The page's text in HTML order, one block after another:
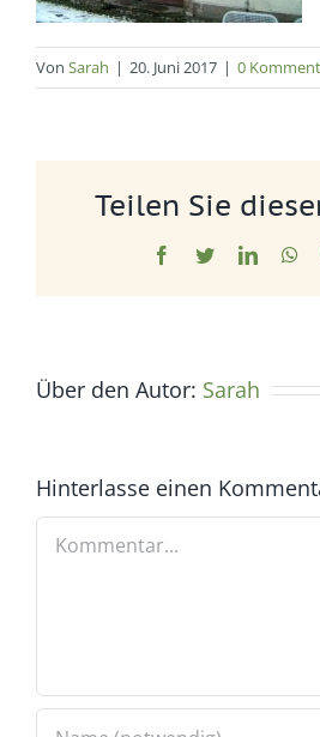
Von Sarah | 20. Juni 2017 | 0
Teilen Sie
Facebook
Twitter
Über den Autor: Sarah
Hinterlasse einen
Kommentar